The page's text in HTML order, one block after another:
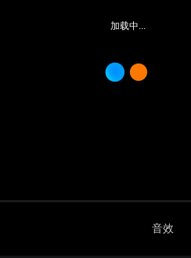
音效
加载中...